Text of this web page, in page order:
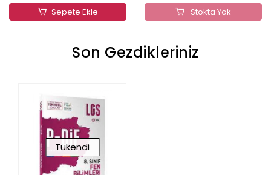
Sepete Ekle Stokta Yok
Son Gezdikleriniz
Tükendi